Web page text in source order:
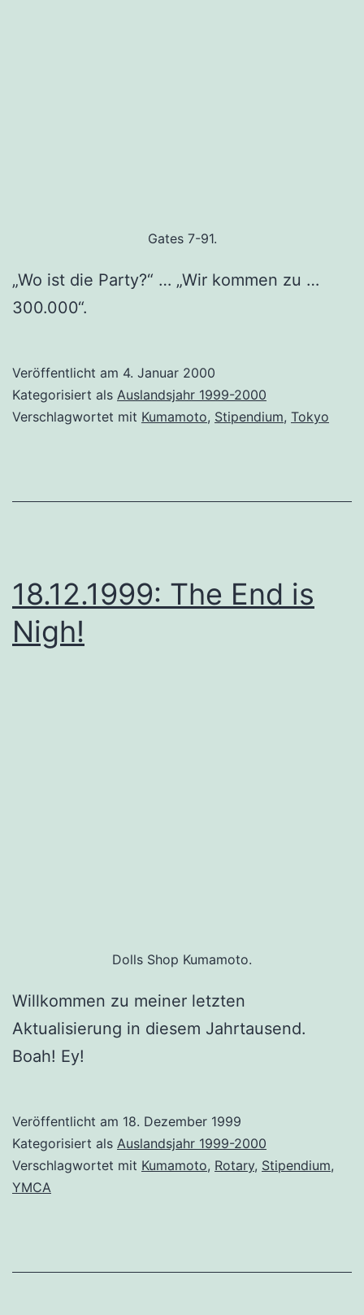
Gates 7-91.
„Wo ist die Party?“ … „Wir kommen zu …
300.000“.
Veröffentlicht am 4. Januar 2000
Kategorisiert als Auslandsjahr 1999-2000
Verschlagwortet mit Kumamoto, Stipendium, Tokyo
18.12.1999: The End is
Nigh!
Dolls Shop Kumamoto.
Willkommen zu meiner letzten
Aktualisierung in diesem Jahrtausend.
Boah! Ey!
Veröffentlicht am 18. Dezember 1999
Kategorisiert als Auslandsjahr 1999-2000
Verschlagwortet mit Kumamoto, Rotary, Stipendium,
YMCA